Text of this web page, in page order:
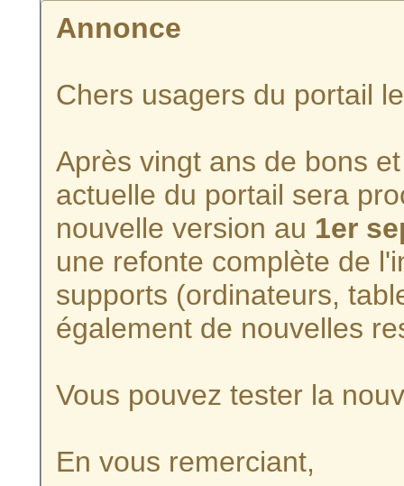
Annonce
Chers usagers du portail
Après vingt ans de bons
actuelle du portail sera
nouvelle version au 1er
une refonte complète de
supports (ordinateurs,
également de nouvelles
Vous pouvez tester la
En vous remerciant,